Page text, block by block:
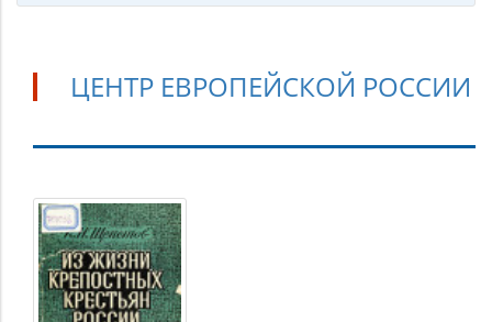
ЦЕНТР ЕВРОПЕЙСКОЙ РОССИИ
Центр
Европейской
России